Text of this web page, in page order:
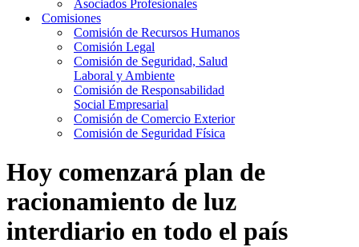
Asociados Profesionales
Comisiones
Comisión de Recursos Humanos
Comisión Legal
Comisión de Seguridad, Salud
Laboral y Ambiente
Comisión de Responsabilidad
Social Empresarial
Comisión de Comercio Exterior
Comisión de Seguridad Física
Hoy comenzará plan de
racionamiento de luz
interdiario en todo el país